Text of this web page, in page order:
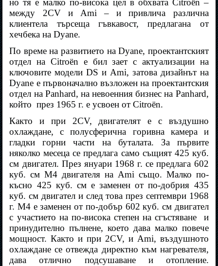
но тя е малко по-висока цел в обхвата Citroën –
между 2CV и Ami – и привлича различна
клиентела търсеща гъвкавост, предлагана от
хечбека на Dyane.
По време на развитието на Dyane, проектантският
отдел на Citroën е бил зает с актуализации на
ключовите модели DS и Ami, затова дизайнът на
Dyanе е първоначално възложен на проектантския
отдел на Panhard, на невоенния бизнес на Panhard,
който през 1965 г. е усвоен от Citroën.
Както и при 2CV, двигателят е с въздушно
охлаждане, с полусферична горивна камера и
гладки горни части на буталата. За първите
няколко месеца се предлага само същият 425 куб.
см двигател. През януари 1968 г. се предлага 602
куб. см M4 двигателя на Ami също. Малко по-
късно 425 куб. см е заменен от по-добрия 435
куб. см двигател и след това през септември 1968
г. M4 е заменен от по-добър 602 куб. см двигател
с участието на по-висока степен на сгъстяване
и
принудително пълнене, което дава малко повече
мощност. Както и при 2CV, и Ami, въздушното
охлаждане се отвежда директно към нагревателя,
дава отлично подсушаване и отопление.